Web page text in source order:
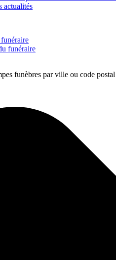
actualités
funéraire
funèbres par ville ou code postal